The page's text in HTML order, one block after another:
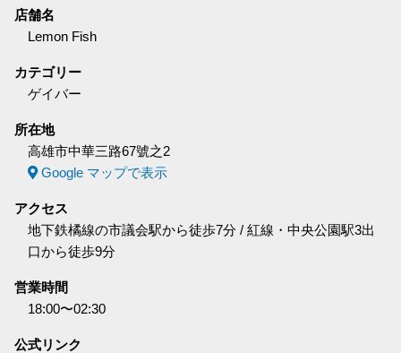
店舗名
Lemon Fish
カテゴリー
ゲイバー
所在地
高雄市中華三路67號之2
Google マップで表示
アクセス
地下鉄橘線の市議会駅から徒歩7分 / 紅線・中央公園駅3出
口から徒歩9分
営業時間
18:00〜02:30
公式リンク